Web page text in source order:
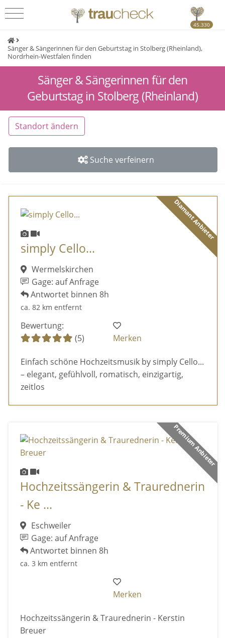
45.330
Sänger & Sängerinnen für den Geburtstag in Stolberg (Rheinland),
Nordrhein-Westfalen finden
Sänger & Sängerinnen für den
Geburtstag in Stolberg (Rheinland)
Standort ändern
Suche verfeinern
Diamant Anbieter
simply Cello...
Wermelskirchen
Gage: auf Anfrage
Antwortet binnen 8h
ca. 82 km entfernt
Bewertung:
(5)
Merken
Einfach schöne Hochzeitsmusik by simply Cello...
– elegant, gefühlvoll, romatisch, einzigartig,
zeitlos
Premium Anbieter
Hochzeitssängerin & Traurednerin
- Ke ...
Eschweiler
Gage: auf Anfrage
Antwortet binnen 8h
ca. 3 km entfernt
Merken
Hochzeitssängerin & Traurednerin - Kerstin
Breuer